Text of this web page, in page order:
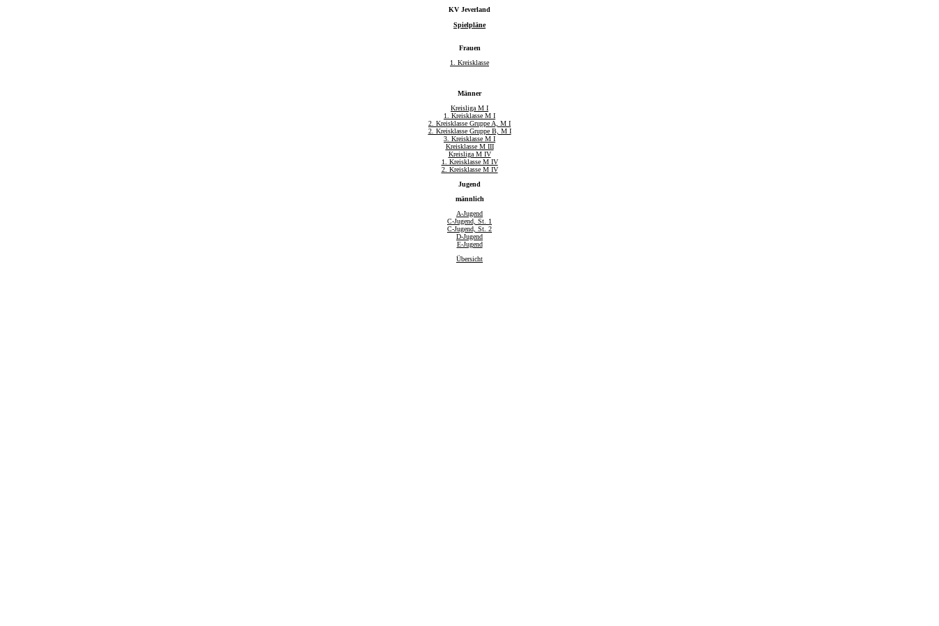
KV Jeverland
Spielpläne
Frauen
1. Kreisklasse
Männer
Kreisliga M I
1. Kreisklasse M I
2. Kreisklasse Gruppe A, M I
2. Kreisklasse Gruppe B, M I
3. Kreisklasse M I
Kreisklasse M III
Kreisliga M IV
1. Kreisklasse M IV
2. Kreisklasse M IV
Jugend
männlich
A-Jugend
C-Jugend, St. 1
C-Jugend, St. 2
D-Jugend
E-Jugend
Übersicht